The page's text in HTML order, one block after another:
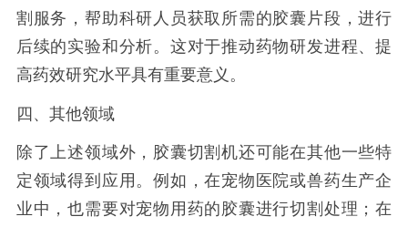
割服务，帮助科研人员获取所需的胶囊片段，进行
后续的实验和分析。这对于推动药物研发进程、提
高药效研究水平具有重要意义。
四、其他领域
除了上述领域外，胶囊切割机还可能在其他一些特
定领域得到应用。例如，在宠物医院或兽药生产企
业中，也需要对宠物用药的胶囊进行切割处理；在